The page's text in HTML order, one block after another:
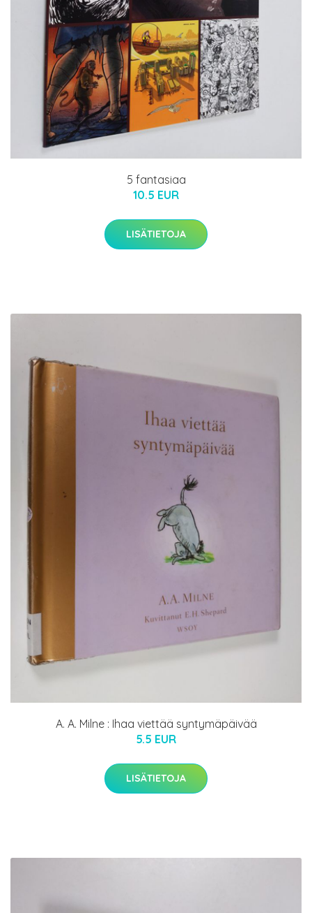
5 fantasiaa
10.5 EUR
LISÄTIETOJA
A. A. Milne : Ihaa viettää syntymäpäivää
5.5 EUR
LISÄTIETOJA